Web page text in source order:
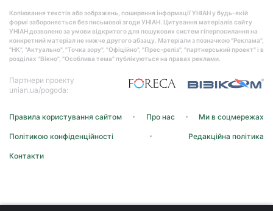
Копіювання текстів або зображень, поширення інформації УНІАН у будь-якій
формі забороняється без письмової згоди УНІАН. Цитування матеріалів сайту
УНІАН дозволено за умови відкритого для пошукових систем гіперпосилання на
конкретний матеріал не нижче другого абзацу. Матеріали з позначкою "Реклама",
"НК", "Актуально", "Точка зору", "Офіційно", "Прес-реліз", "партнерський проект" і в
розділах "Вікно", "Особлива тема" публікуються на правах реклами.
Партнери проекту
unian.ua/pogoda:
Правила користування сайтом Про нас Ми в соцмережах
Політикою конфіденційності Редакційна політика
Контакти